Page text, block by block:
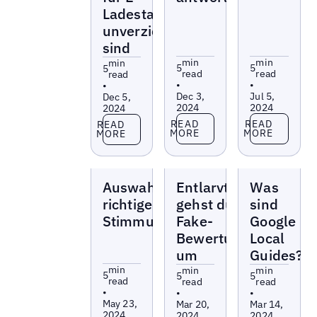
Ladestationen
unverzichtbar
sind
5min
read
•
Dec 5,
2024
Read more
READ
MORE
5min
read
•
Dec 3,
2024
Read more
READ
MORE
5min
read
•
Jul 5,
2024
Read more
READ
MORE
Auswahl des
richtigen Tools zur
Stimmungsanalyse
5min
read
•
May 23,
Entlarvt: So
gehst du mit
Fake-
Bewertungen
um
5min
read
•
Mar 20,
Was
sind
Google
Local
Guides?
5min
read
•
Mar 14,